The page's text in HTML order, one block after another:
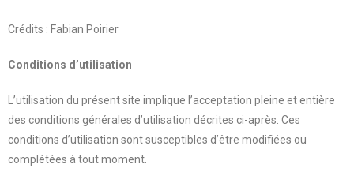
Crédits : Fabian Poirier
Conditions d’utilisation
L’utilisation du présent site implique l’acceptation pleine et entière
des conditions générales d’utilisation décrites ci-après. Ces
conditions d’utilisation sont susceptibles d’être modifiées ou
complétées à tout moment.